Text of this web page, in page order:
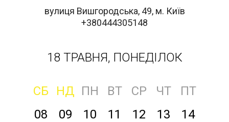
вулиця Вишгородська, 49, м. Київ
+380444305148
18 ТРАВНЯ, ПОНЕДІЛОК
СБ НД ПН ВТ СР ЧТ
ПТ
08
09 10 11 12 13 14